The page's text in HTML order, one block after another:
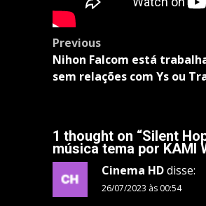
Post
navigation
Previous
Nihon Falcom está
sem relações com Ys ou
1 thought on “Silent
música tema por KAMI
Cinema HDdisse:
26/07/2023 às 00:54